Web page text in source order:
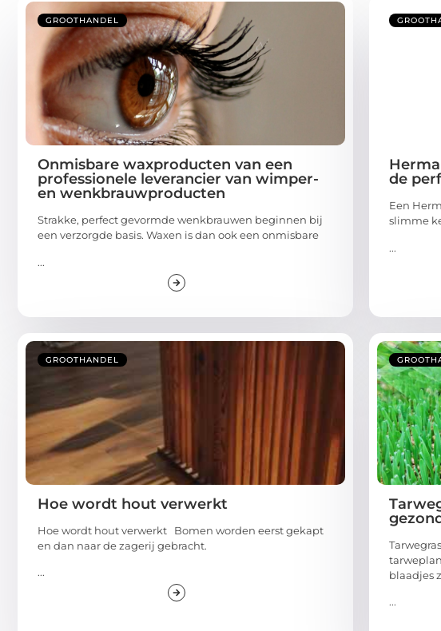
GROOTHANDEL
Onmisbare waxproducten van een
professionele leverancier van wimper-
en wenkbrauwproducten
Strakke, perfect gevormde wenkbrauwen beginnen bij
een verzorgde basis. Waxen is dan ook een onmisbare
...
de
Een
slimme
...
GROOTHANDEL
Hoe wordt hout verwerkt
Hoe wordt hout verwerkt Bomen worden eerst gekapt
en dan naar de zagerij gebracht.
...
blaadjes
...